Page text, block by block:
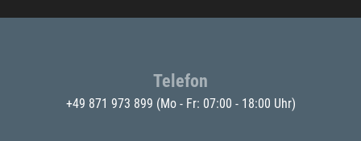
Telefon
+49 871 973 899 (Mo - Fr: 07:00 - 18:00 Uhr)